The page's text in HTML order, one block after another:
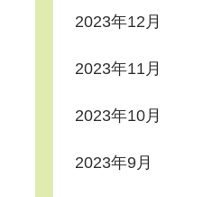
2023年12月
2023年11月
2023年10月
2023年9月